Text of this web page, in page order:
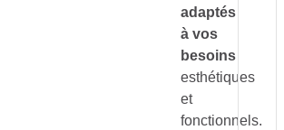
adaptés
à vos
besoins
esthétiques
et
fonctionnels.